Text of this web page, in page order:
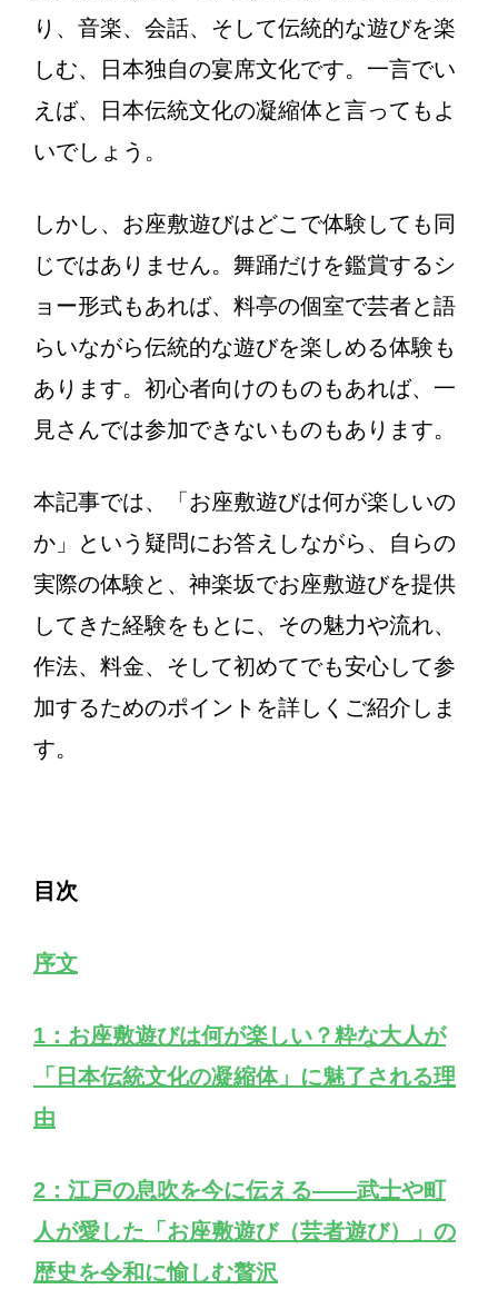
り、音楽、会話、そして伝統的な遊びを楽
しむ、日本独自の宴席文化です。一言でい
えば、日本伝統文化の凝縮体と言ってもよ
いでしょう。
しかし、お座敷遊びはどこで体験しても同
じではありません。舞踊だけを鑑賞するシ
ョー形式もあれば、料亭の個室で芸者と語
らいながら伝統的な遊びを楽しめる体験も
あります。初心者向けのものもあれば、一
見さんでは参加できないものもあります。
本記事では、「お座敷遊びは何が楽しいの
か」という疑問にお答えしながら、自らの
実際の体験と、神楽坂でお座敷遊びを提供
してきた経験をもとに、その魅力や流れ、
作法、料金、そして初めてでも安心して参
加するためのポイントを詳しくご紹介しま
す。
目次
序文
1：お座敷遊びは何が楽しい？粋な大人が
「日本伝統文化の凝縮体」に魅了される理
由
2：江戸の息吹を今に伝える——武士や町
人が愛した「お座敷遊び（芸者遊び）」の
歴史を令和に愉しむ贅沢